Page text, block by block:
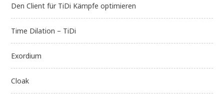
Den Client für TiDi Kämpfe optimieren
Time Dilation – TiDi
Exordium
Cloak